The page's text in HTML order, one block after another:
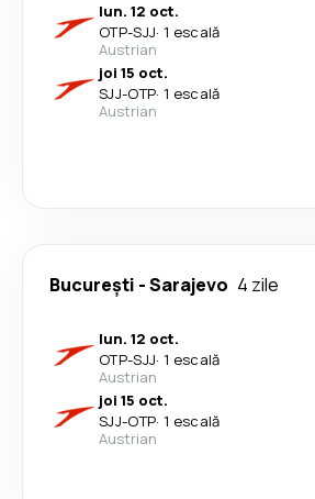
lun. 12 oct.
OTP-SJJ· 1 escală
Austrian
joi 15 oct.
SJJ-OTP· 1 escală
Austrian
București -Sarajevo 4 zile
lun. 12 oct.
OTP-SJJ· 1 escală
Austrian
joi 15 oct.
SJJ-OTP· 1 escală
Austrian